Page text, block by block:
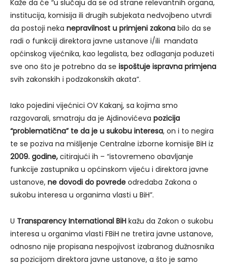
Kaže da će “u slučaju da se od strane relevantnih organa,
institucija, komisija ili drugih subjekata nedvojbeno utvrdi
da postoji neka nepravilnost u primjeni zakona bilo da se
radi o funkciji direktora javne ustanove i/ili mandata
općinskog vijećnika, kao legalista, bez odlaganja poduzeti
sve ono što je potrebno da se ispoštuje ispravna primjena
svih zakonskih i podzakonskih akata”.
Iako pojedini vijećnici OV Kakanj, sa kojima smo
razgovarali, smatraju da je Ajdinovićeva pozicija
“problematična” te da je u sukobu interesa, on i to negira
te se poziva na mišljenje Centralne izborne komisije BiH iz
2009. godine, citirajući ih – “istovremeno obavljanje
funkcije zastupnika u općinskom vijeću i direktora javne
ustanove, ne dovodi do povrede odredaba Zakona o
sukobu interesa u organima vlasti u BiH”.
U Transparency International BiH kažu da Zakon o sukobu
interesa u organima vlasti FBiH ne tretira javne ustanove,
odnosno nije propisana nespojivost izabranog dužnosnika
sa pozicijom direktora javne ustanove, a što je samo